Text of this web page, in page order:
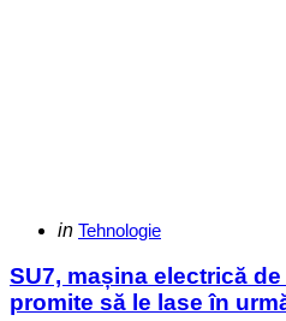
Categories
Posted
in Tehnologie
SU7, mașina electrică
promite să le lase în